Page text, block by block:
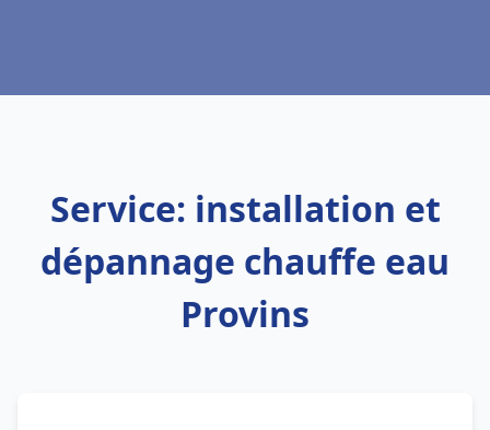
Service: installation et
dépannage chauffe eau
Provins